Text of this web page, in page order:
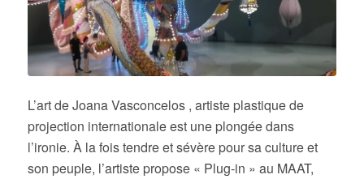
L’art de Joana Vasconcelos , artiste plastique de
projection internationale est une plongée dans
l’ironie. À la fois tendre et sévère pour sa culture et
son peuple, l’artiste propose « Plug-in » au MAAT,